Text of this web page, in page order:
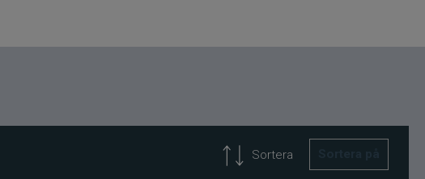
Sortera